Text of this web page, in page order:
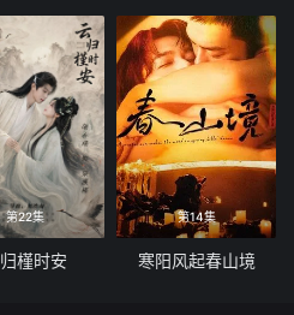
第22集
槿时安
第14集
寒阳风起春山境